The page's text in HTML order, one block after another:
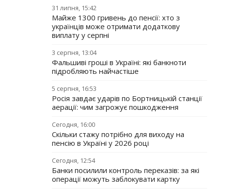
31 липня, 15:42
Майже 1300 гривень до пенсії: хто з
українців може отримати додаткову
виплату у серпні
3 серпня, 13:04
Фальшиві гроші в Україні: які банкноти
підробляють найчастіше
5 серпня, 16:53
Росія завдає ударів по Бортницькій станції
аерації: чим загрожує пошкодження
Сегодня, 16:00
Скільки стажу потрібно для виходу на
пенсію в Україні у 2026 році
Сегодня, 12:54
Банки посилили контроль переказів: за які
операції можуть заблокувати картку